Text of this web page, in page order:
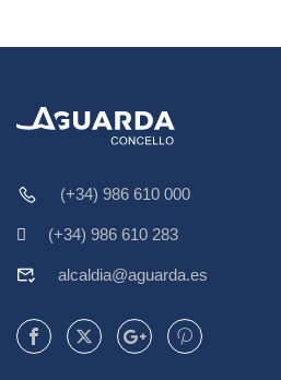
(+34) 986 610 000
(+34) 986 610 283
alcaldia@aguarda.es